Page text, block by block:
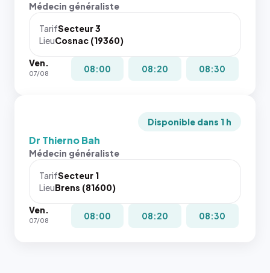
Médecin généraliste
TarifSecteur 3
LieuCosnac (19360)
Ven.
07/08 08:00 08:20 08:30
Disponible dans 1 h
Dr Thierno Bah
Médecin généraliste
TarifSecteur 1
LieuBrens (81600)
Ven.
07/08 08:00 08:20 08:30